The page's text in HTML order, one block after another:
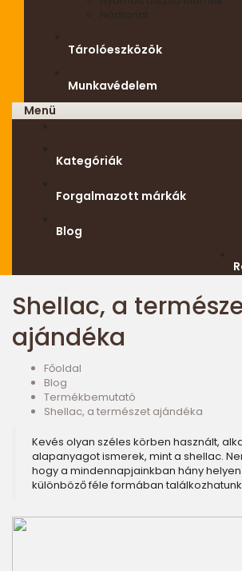
Tárolóeszközök
Munkavédelem
Menü
Kategóriák
Forgalmazott márkák
Blog
Shellac, a
ajándéka
Főoldal
Blog
Termékbemutató
Shellac, a természet ajándéka
Kevés olyan széles körben használt,
alapanyagot ismerek, mint a shellac.
hogy a mindennapjainkban hány
különböző féle formában